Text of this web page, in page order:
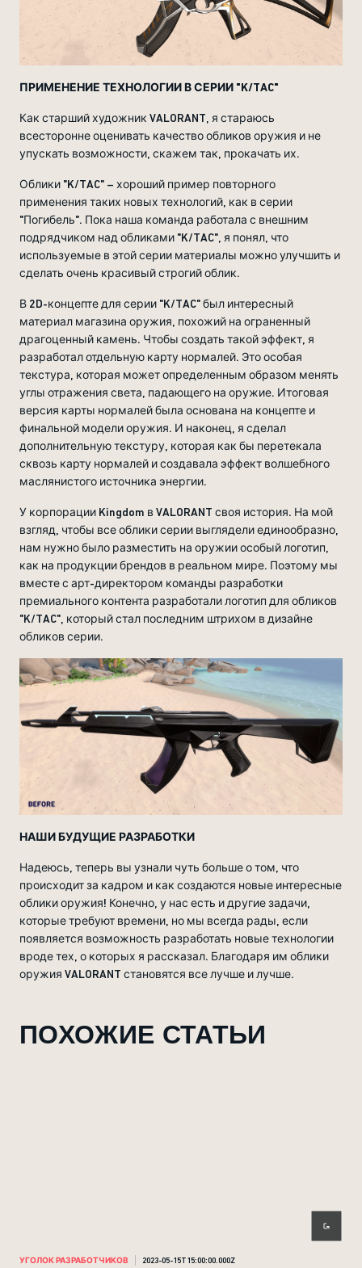
ПРИМЕНЕНИЕ ТЕХНОЛОГИИ В СЕРИИ "K/TAC"
Как старший художник VALORANT, я стараюсь
всесторонне оценивать качество обликов оружия и не
упускать возможности, скажем так, прокачать их.
Облики "K/TAC" – хороший пример повторного
применения таких новых технологий, как в серии
"Погибель". Пока наша команда работала с внешним
подрядчиком над обликами "K/TAC", я понял, что
используемые в этой серии материалы можно улучшить и
сделать очень красивый строгий облик.
В 2D-концепте для серии "K/TAC" был интересный
материал магазина оружия, похожий на ограненный
драгоценный камень. Чтобы создать такой эффект, я
разработал отдельную карту нормалей. Это особая
текстура, которая может определенным образом менять
углы отражения света, падающего на оружие. Итоговая
версия карты нормалей была основана на концепте и
финальной модели оружия. И наконец, я сделал
дополнительную текстуру, которая как бы перетекала
сквозь карту нормалей и создавала эффект волшебного
маслянистого источника энергии.
У корпорации Kingdom в VALORANT своя история. На мой
взгляд, чтобы все облики серии выглядели единообразно,
нам нужно было разместить на оружии особый логотип,
как на продукции брендов в реальном мире. Поэтому мы
вместе с арт-директором команды разработки
премиального контента разработали логотип для обликов
"K/TAC", который стал последним штрихом в дизайне
обликов серии.
НАШИ БУДУЩИЕ РАЗРАБОТКИ
Надеюсь, теперь вы узнали чуть больше о том, что
происходит за кадром и как создаются новые интересные
облики оружия! Конечно, у нас есть и другие задачи,
которые требуют времени, но мы всегда рады, если
появляется возможность разработать новые технологии
вроде тех, о которых я рассказал. Благодаря им облики
оружия VALORANT становятся все лучше и лучше.
ПОХОЖИЕ СТАТЬИ
УГОЛОК РАЗРАБОТЧИКОВ 2023-05-15T15:00:00.000Z